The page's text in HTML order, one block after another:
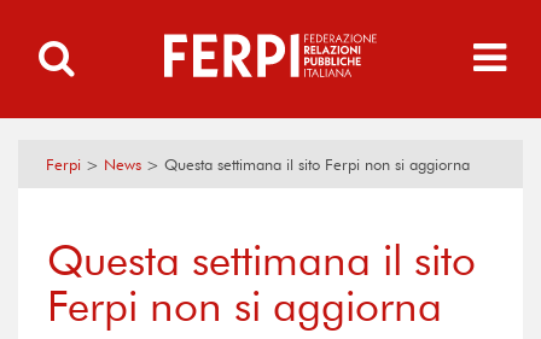
Ferpi > News > Questa settimana il sito Ferpi non si aggiorna
Questa settimana il sito
Ferpi non si aggiorna